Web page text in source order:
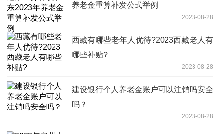
养老金重算补发公式举例
2023-08-28
西藏有哪些老年人优待?2023西藏老人有
哪些补贴?
2023-08-28
建设银行个人养老金账户可以注销吗安全
吗？
2023-08-28